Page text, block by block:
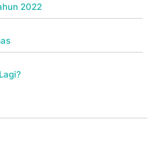
2022